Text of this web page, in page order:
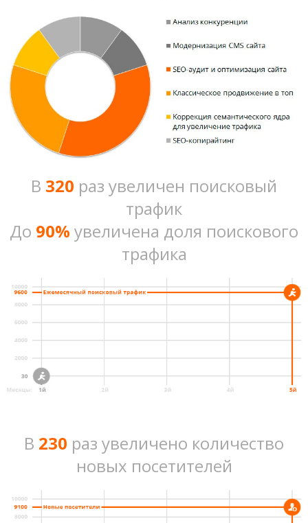
В 320 раз увеличен поисковый
трафик
До 90% увеличена доля поискового
трафика
В 230 раз увеличено количество
новых посетителей